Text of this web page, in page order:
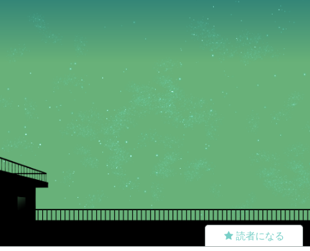
読者になる